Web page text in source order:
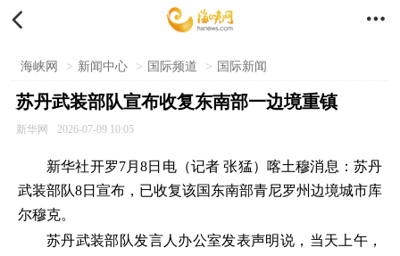
 
海峡网 > 新闻中心 > 国际频道 > 国际新闻
苏丹武装部队宣布收复东南部一边境重镇
新华网 2026-07-09 10:05
新华社开罗7月8日电（记者 张猛）喀土穆消息：苏丹
武装部队8日宣布，已收复该国东南部青尼罗州边境城市库
尔穆克。
苏丹武装部队发言人办公室发表声明说，当天上午，